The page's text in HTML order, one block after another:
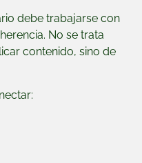
debe trabajarse con
No se trata
contenido, sino de